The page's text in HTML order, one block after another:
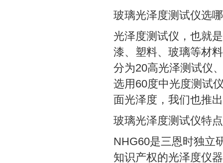
玻璃光泽度测试仪选
光泽度测试仪，也就
漆、塑料、玻璃等材
分为20高光泽测试仪
选用60度中光度测试
面光泽度，我们也推
玻璃光泽度测试仪特
NHG60是三恩时独立
知识产权的光泽度仪